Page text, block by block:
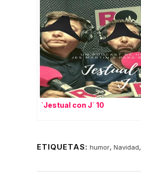
`Jestual con J´ 10
ETIQUETAS: humor, Navidad,